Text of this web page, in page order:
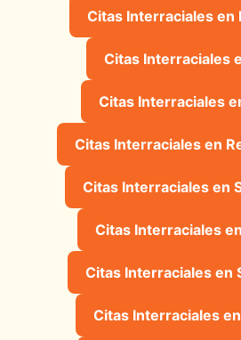
Citas Interraciales en
Citas Interraciales
Citas Interraciales
Citas Interraciales en
Citas Interraciales en
Citas Interraciales
Citas Interraciales en
Citas Interraciales